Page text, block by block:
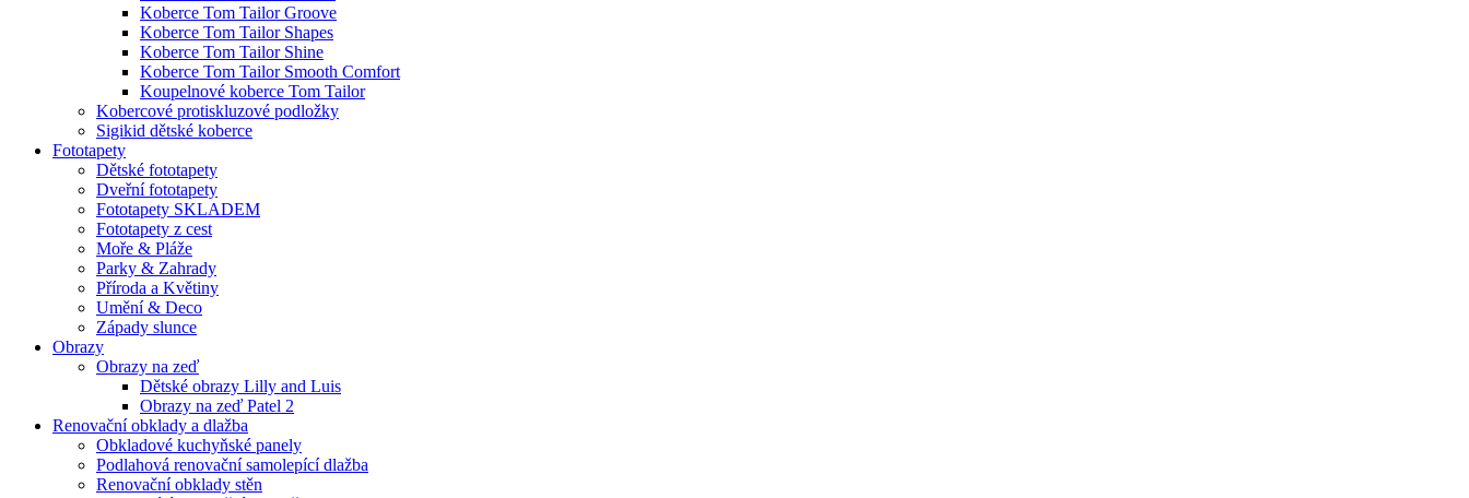
Koberce Tom Tailor Groove
Koberce Tom Tailor Shapes
Koberce Tom Tailor Shine
Koberce Tom Tailor Smooth Comfort
Koupelnové koberce Tom Tailor
Kobercové protiskluzové podložky
Sigikid dětské koberce
Fototapety
Dětské fototapety
Dveřní fototapety
Fototapety SKLADEM
Fototapety z cest
Moře & Pláže
Parky & Zahrady
Příroda a Květiny
Umění & Deco
Západy slunce
Obrazy
Obrazy na zeď
Dětské obrazy Lilly and Luis
Obrazy na zeď Patel 2
Renovační obklady a dlažba
Obkladové kuchyňské panely
Podlahová renovační samolepící dlažba
Renovační obklady stěn